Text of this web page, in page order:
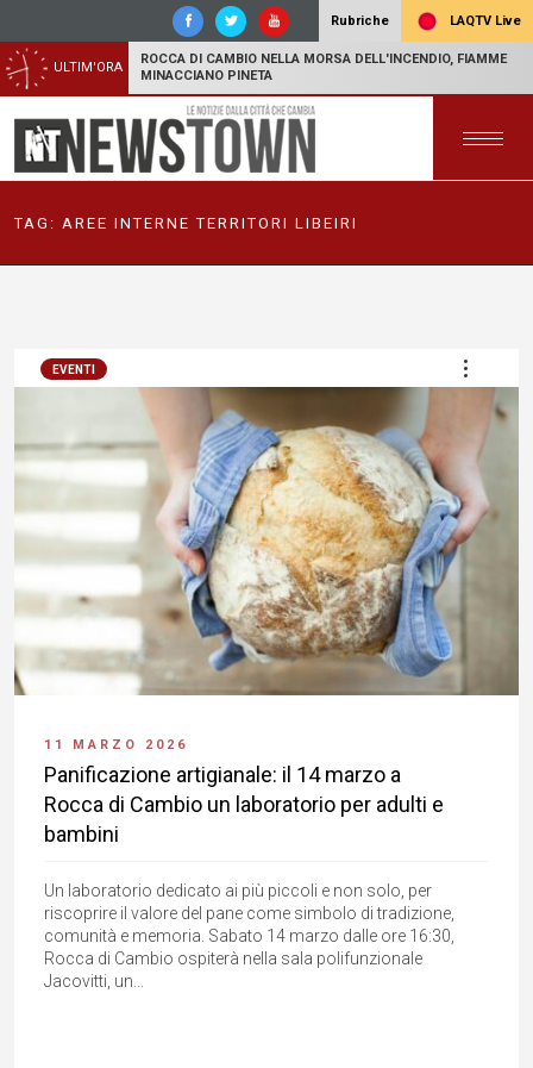
Rubriche LAQTV Live
ULTIM'ORA
ROCCA DI CAMBIO NELLA MORSA DELL'INCENDIO, FIAMME
MINACCIANO PINETA
TAG: AREE INTERNE TERRITORI LIBEIRI
EVENTI
11 MARZO 2026
Panificazione artigianale: il 14 marzo a
Rocca di Cambio un laboratorio per adulti e
bambini
Un laboratorio dedicato ai più piccoli e non solo, per
riscoprire il valore del pane come simbolo di tradizione,
comunità e memoria. Sabato 14 marzo dalle ore 16:30,
Rocca di Cambio ospiterà nella sala polifunzionale
Jacovitti, un...